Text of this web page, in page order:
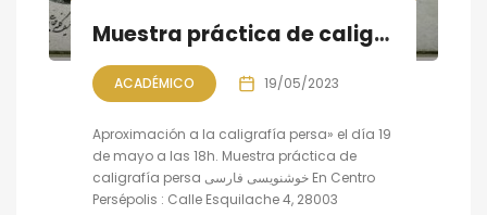
Muestra práctica de caligrafía persa, sesión V
ACADÉMICO 19/05/2023
Aproximación a la caligrafía persa» el día 19
de mayo a las 18h. Muestra práctica de
caligrafía persa خوشنویسی فارسی En Centro
Persépolis : Calle Esquilache 4, 28003